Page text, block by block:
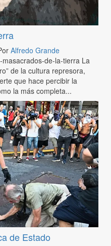
Alfredo Grande
de-la-tierra La
de la cultura represora,
que hace percibir la
la más completa...
de Estado